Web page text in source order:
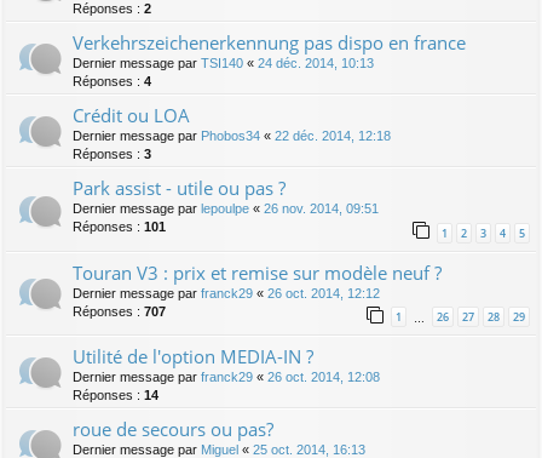
Réponses : 2
Verkehrszeichenerkennung pas dispo en france
Dernier message par TSI140 « 24 déc. 2014, 10:13
Réponses : 4
Crédit ou LOA
Dernier message par Phobos34 « 22 déc. 2014, 12:18
Réponses : 3
Park assist - utile ou pas ?
Dernier message par lepoulpe « 26 nov. 2014, 09:51
Réponses : 101 1 2 3 4 5
Touran V3 : prix et remise sur modèle neuf ?
Dernier message par franck29 « 26 oct. 2014, 12:12
Réponses : 707 1 26 27 28 29
Utilité de l'option MEDIA-IN ?
Dernier message par franck29 « 26 oct. 2014, 12:08
Réponses : 14
roue de secours ou pas?
Dernier message par Miguel « 25 oct. 2014, 16:13